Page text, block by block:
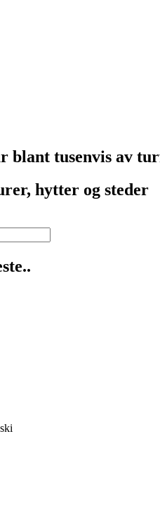
blant tusenvis av
hytter og steder